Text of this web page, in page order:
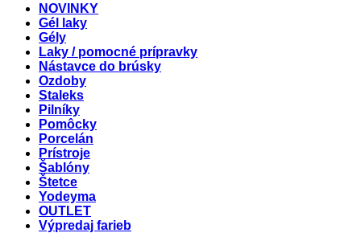
NOVINKY
Gél laky
Gély
Laky / pomocné prípravky
Nástavce do brúsky
Ozdoby
Staleks
Pilníky
Pomôcky
Porcelán
Prístroje
Šablóny
Štetce
Yodeyma
OUTLET
Výpredaj farieb